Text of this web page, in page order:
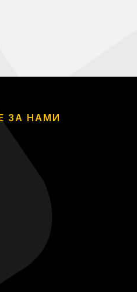
ЗА НАМИ